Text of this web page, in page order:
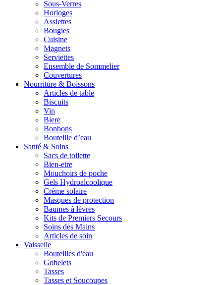
Sous-Verres
Horloges
Assiettes
Bougies
Cuisine
Magnets
Serviettes
Ensemble de Sommelier
Couvertures
Nourriture & Boissons
Articles de table
Biscuits
Vin
Biere
Bonbons
Bouteille d’eau
Santé & Soins
Sacs de toilette
Bien-etre
Mouchoirs de poche
Gels Hydroalcoolique
Crème solaire
Masques de protection
Baumes à lèvres
Kits de Premiers Secours
Soins des Mains
Articles de soin
Vaisselle
Bouteilles d'eau
Gobelets
Tasses
Tasses et Soucoupes